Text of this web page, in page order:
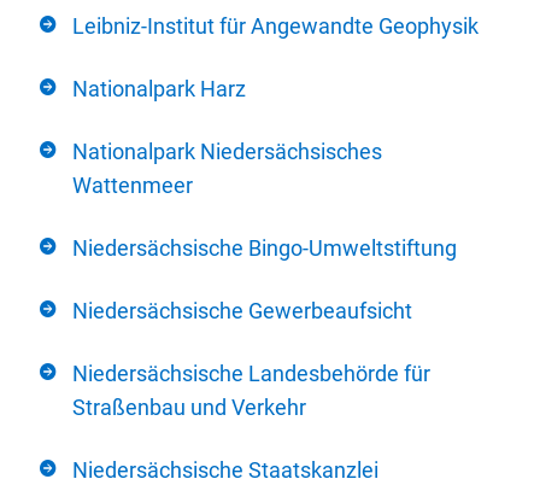
Leibniz-Institut für Angewandte Geophysik
Nationalpark Harz
Nationalpark Niedersächsisches
Wattenmeer
Niedersächsische Bingo-Umweltstiftung
Niedersächsische Gewerbeaufsicht
Niedersächsische Landesbehörde für
Straßenbau und Verkehr
Niedersächsische Staatskanzlei